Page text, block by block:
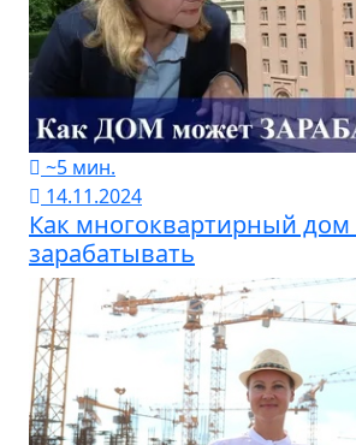
~5 мин.
14.11.2024
Как многоквартирный
зарабатывать